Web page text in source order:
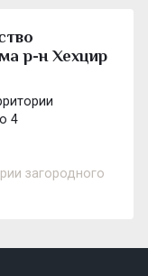
р-н Хехцир
4
загородного